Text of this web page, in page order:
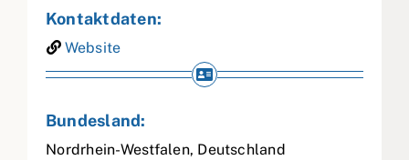
Kontaktdaten:
Website
Bundesland:
Nordrhein-Westfalen, Deutschland